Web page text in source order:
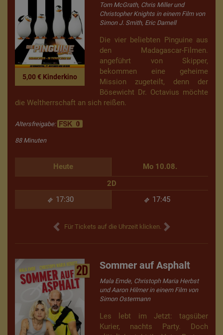
5,00 € Kinderkino
Tom McGrath, Chris Miller und
Christopher Knights in einem Film von
Simon J. Smith, Eric Darnell
Die vier beliebten Pinguine aus
den Madagascar-Filmen.
angeführt von Skipper,
bekommen eine geheime
Mission zugeteilt, denn der
Bösewicht Dr. Octavius möchte
die Weltherrschaft an sich reißen.
Altersfreigabe:
88 Minuten
Heute Mo 10.08.
17:30 17:45
2D
Für Tickets auf die Uhrzeit klicken.
2D Sommer auf Asphalt
Mala Emde, Christoph Maria Herbst
und Aaron Hilmer in einem Film von
Simon Ostermann
Les lebt im Jetzt: tagsüber
Kurier, nachts Party. Doch